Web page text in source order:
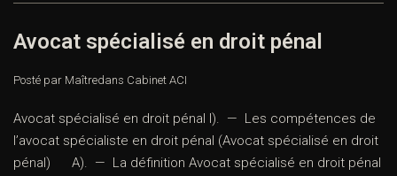
Avocat spécialisé en droit pénal
Posté par Maîtredans Cabinet ACI
Avocat spécialisé en droit pénal I). — Les compétences de
l’avocat spécialiste en droit pénal (Avocat spécialisé en droit
pénal) A). — La définition Avocat spécialisé en droit pénal